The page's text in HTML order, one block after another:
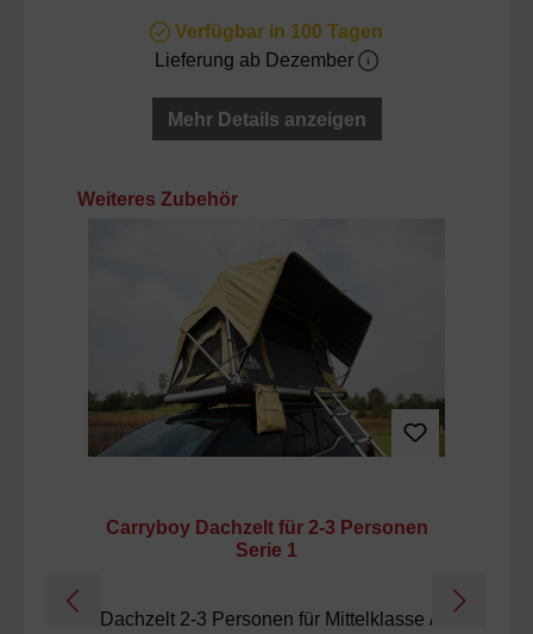
Verfügbar in 100 Tagen
Lieferung ab Dezember
Mehr Details anzeigen
Produktgalerie überspringen
Weiteres Zubehör
Carryboy Dachzelt für 2-3 Personen
Serie 1
Dachzelt 2-3 Personen für Mittelklasse /